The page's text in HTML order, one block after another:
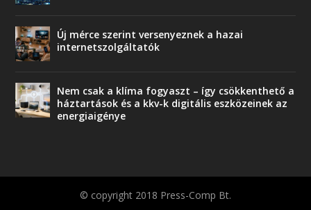
Új mérce szerint versenyeznek a hazai
internetszolgáltatók
Nem csak a klíma fogyaszt – így csökkenthető a
háztartások és a kkv-k digitális eszközeinek az
energiaigénye
© copyright 2018 Press-Comp Bt.